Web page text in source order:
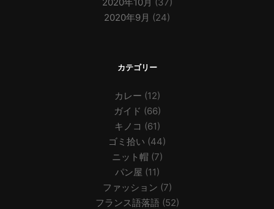
2020年9月 (24)
カテゴリー
カレー (12)
ガイド (66)
キノコ (61)
ゴミ拾い (44)
ニット帽 (7)
パン屋 (11)
ファッション (7)
フランス語落語 (52)